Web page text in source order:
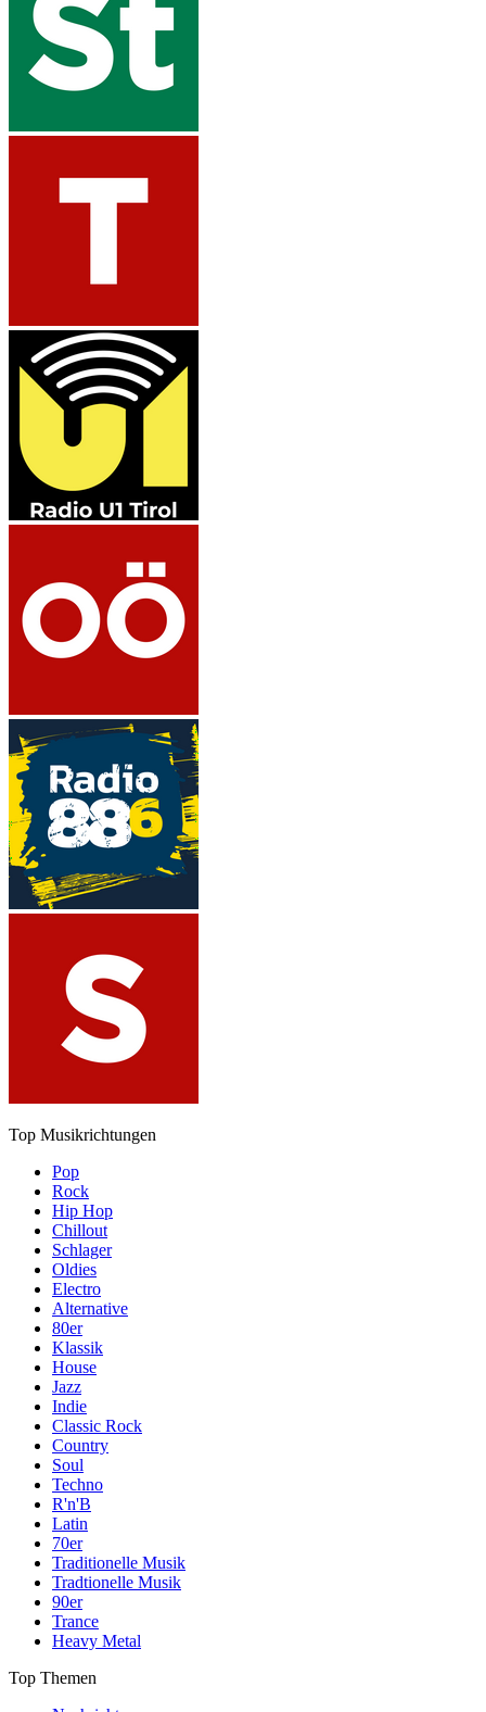
Top Musikrichtungen
Pop
Rock
Hip Hop
Chillout
Schlager
Oldies
Electro
Alternative
80er
Klassik
House
Jazz
Indie
Classic Rock
Country
Soul
Techno
R'n'B
Latin
70er
Traditionelle Musik
Tradtionelle Musik
90er
Trance
Heavy Metal
Top Themen